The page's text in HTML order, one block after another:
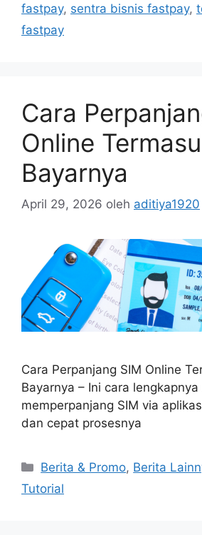
fastpay, sentra bisnis fastpay,
fastpay
Cara
Online
Bayarnya
April 29, 2026 oleh aditiya1920
Cara Perpanjang SIM Online
Bayarnya – Ini cara
memperpanjang SIM via
dan cepat prosesnya
Berita & Promo, Berita
Tutorial